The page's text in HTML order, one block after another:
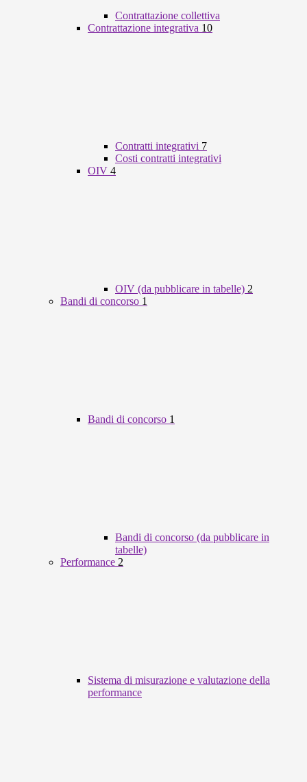
Contrattazione collettiva
Contrattazione integrativa 10
Contratti integrativi 7
Costi contratti integrativi
OIV 4
OIV (da pubblicare in tabelle) 2
Bandi di concorso 1
Bandi di concorso 1
Bandi di concorso (da pubblicare in
tabelle)
Performance 2
Sistema di misurazione e valutazione della
performance